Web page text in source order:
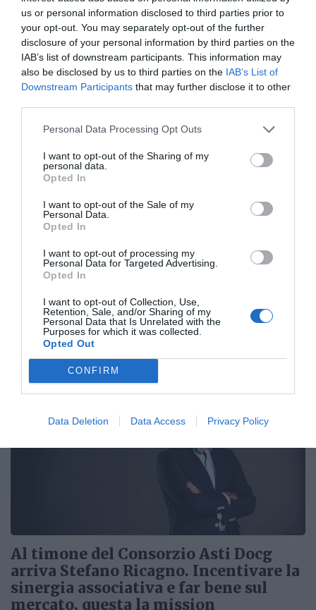
us or personal information disclosed to third parties prior to
your opt-out. You may separately opt-out of the further
disclosure of your personal information by third parties on the
IAB’s list of downstream participants. This information may
also be disclosed by us to third parties on the IAB’s List of
Downstream Participants that may further disclose it to other
Personal Data Processing Opt Outs
I want to opt-out of the Sharing of my
personal data.
Opted In
I want to opt-out of the Sale of my
Personal Data.
Opted In
I want to opt-out of processing my
Personal Data for Targeted Advertising.
Opted In
I want to opt-out of Collection, Use,
Retention, Sale, and/or Sharing of my
Personal Data that Is Unrelated with the
Purposes for which it was collected.
Opted Out
CONFIRM
Data Deletion Data Access Privacy Policy
posizionamento negli Stati Uniti
Il Gruppo Argea acquisisce WinesU. Una mossa di rilievo che
rafforza la presenza di Argea nel mercato statunitense,
principale destinazione...
Una giornata dedicata alle bollicine.
Al via la seconda edizione di Abruzzo
in Bolla il 13 settembre a L'Aquila
Il 13 settembre sarà il giorno della seconda edizione di
Abruzzo in Bolla. A L' Aquila si incontreranno produttori e
esperti, appassionati...
Al timone del Consorzio Asti Docg
arriva Stefano Ricagno. Incentivare la
sinergia associativa e far bene sul
mercato, questa la mission